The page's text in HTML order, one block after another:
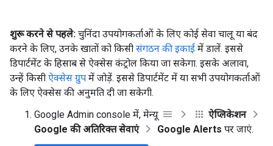
शुरू करने से पहले: चुनिंदा उपयोगकर्ताओं के लिए कोई सेवा चालू या बंद
करने के लिए, उनके खातों को किसी संगठन की इकाई में डालें. इससे
डिपार्टमेंट के हिसाब से ऐक्सेस कंट्रोल किया जा सकेगा. इसके अलावा,
उन्हें किसी ऐक्सेस ग्रुप में जोड़ें. इससे डिपार्टमेंट में या सभी उपयोगकर्ताओं
के लिए ऐक्सेस की अनुमति दी जा सकेगी.
Google Admin console में, मेन्यू
ऐप्लिकेशन
Google की अतिरिक्त सेवाएं
Google Alerts पर जाएं.